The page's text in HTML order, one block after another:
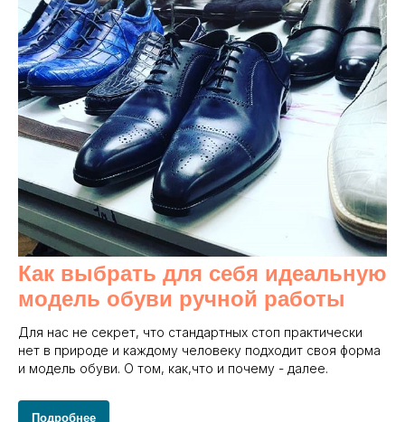
Как выбрать для себя идеальную
модель обуви ручной работы
Для нас не секрет, что стандартных стоп практически
нет в природе и каждому человеку подходит своя форма
и модель обуви. О том, как,что и почему - далее.
Подробнее